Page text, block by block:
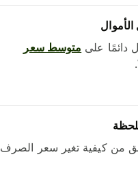
علىمتوسط ​​سعر
من كيفية تغير سعر الصرف